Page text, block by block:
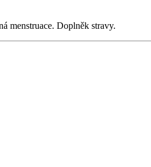
menstruace. Doplněk stravy.